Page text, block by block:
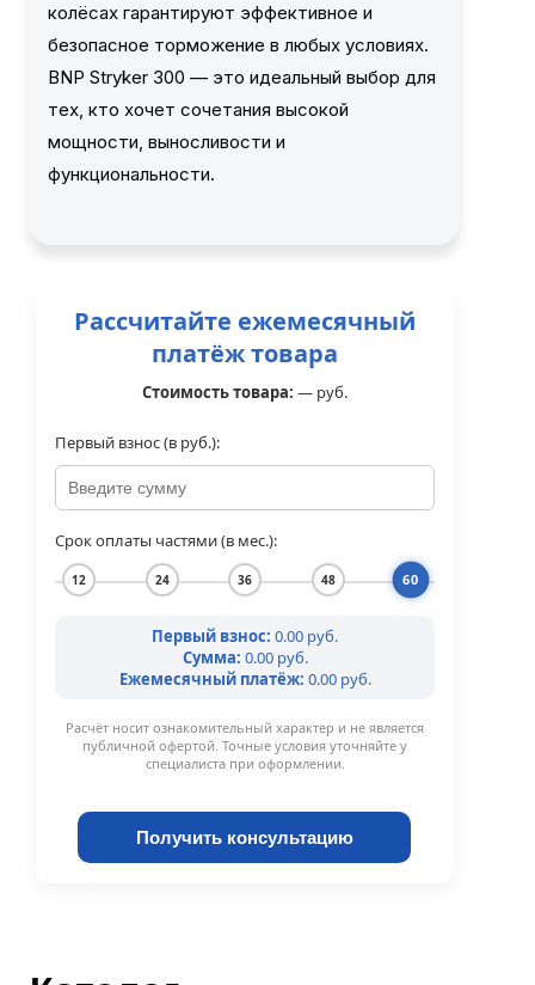
колёсах гарантируют эффективное и
безопасное торможение в любых условиях.
BNP Stryker 300 — это идеальный выбор для
тех, кто хочет сочетания высокой
мощности, выносливости и
функциональности.
Получить консультацию
Рассчитайте ежемесячный
платёж товара
Стоимость товара: — руб.
Первый взнос (в руб.):
Срок оплаты частями (в мес.):
12 24 36 48 60
Первый взнос: 0.00 руб.
Сумма: 0.00 руб.
Ежемесячный платёж: 0.00 руб.
Расчёт носит ознакомительный характер и не является
публичной офертой. Точные условия уточняйте у
специалиста при оформлении.